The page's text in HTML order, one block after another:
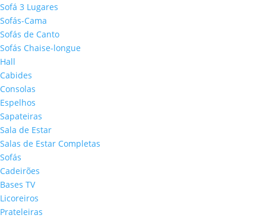
Sofá 3 Lugares
Sofás-Cama
Sofás de Canto
Sofás Chaise-longue
Hall
Cabides
Consolas
Espelhos
Sapateiras
Sala de Estar
Salas de Estar Completas
Sofás
Cadeirões
Bases TV
Licoreiros
Prateleiras